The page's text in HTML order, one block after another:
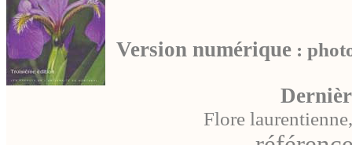
Version numérique :
Flore